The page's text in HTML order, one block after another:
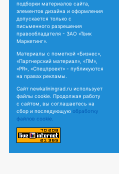
подборки материалов сайта,
элементов дизайна и оформления
допускается только с
письменного разрешения
правообладателя - ЗАО «Твик
Маркетинг».
Материалы с пометкой «Бизнес»,
«Партнерский материал», «ПМ»,
«PR», «Спецпроект» - публикуются
на правах рекламы.
Сайт newkaliningrad.ru использует
файлы cookie. Продолжая работу
с сайтом, вы соглашаетесь на
сбор и последующую обработку
файлов cookie.